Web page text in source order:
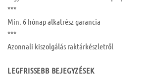
***
Min. 6 hónapalkatrész garancia
***
Azonnali kiszolgálás raktárkészletről
LEGFRISSEBB BEJEGYZÉSEK